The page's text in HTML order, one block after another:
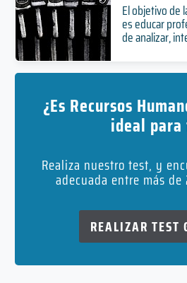
El objetivo de
es educar
de analizar,
¿Es Recursos
ideal
Realiza nuestro test, y
adecuada entre más
REALIZAR TEST